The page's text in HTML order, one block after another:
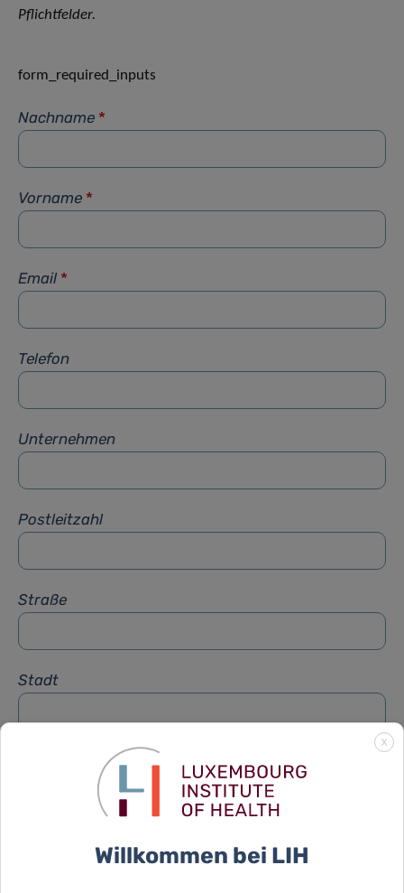
Pflichtfelder.
form_required_inputs
Nachname *
Vorname *
Email *
Telefon
Unternehmen
Postleitzahl
Straße
Stadt
X
Willkommen bei LIH